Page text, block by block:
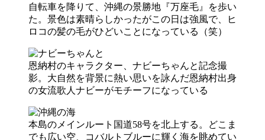
自転車を降りて、沖縄の景勝地『万座毛』を歩い
た。景色は素晴らしかったがこの日は強風で、ヒ
ロコの髪の毛がひどいことになっている（笑）
恩納村のキャラクター、ナビーちゃんと記念撮
影。大自然を背景に熱い思いを詠んだ恩納村出身
の女流歌人ナビーがモチーフになっている
本島のメインルート国道58号を北上する。どこま
でも広い空、コバルトブルーに輝く海を眺めてい